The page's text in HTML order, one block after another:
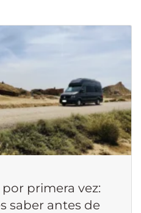
primera vez:
saber antes de